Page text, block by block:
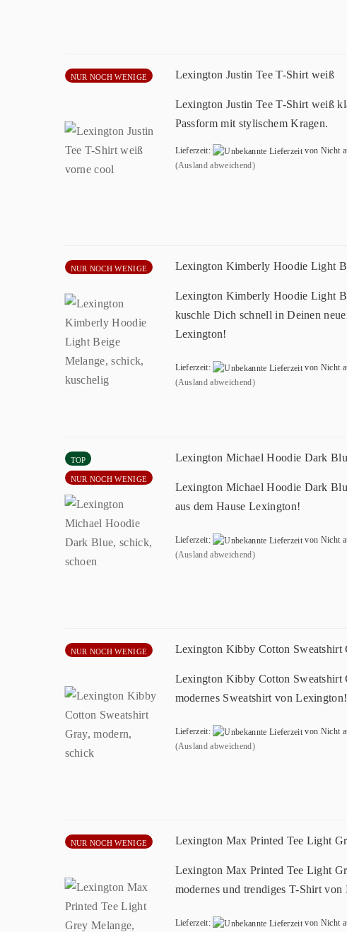
NUR NOCH WENIGE Lexington Justin Tee T-Shirt weiß
Lexington Justin Tee T-Shirt weiß
Passform mit stylischem Kragen.
Lieferzeit:
von Nicht
(Ausland abweichend)
NUR NOCH WENIGE Lexington Kimberly Hoodie Light
Lexington Kimberly Hoodie Light
kuschle Dich schnell in Deinen
Lexington!
Lieferzeit:
von Nicht
(Ausland abweichend)
TOP
NUR NOCH WENIGE
Lexington Michael Hoodie Dark
Lexington Michael Hoodie Dark
aus dem Hause Lexington!
Lieferzeit:
von Nicht
(Ausland abweichend)
NUR NOCH WENIGE Lexington Kibby Cotton Sweatshirt
Lexington Kibby Cotton Sweatshirt
modernes Sweatshirt von Lexington!
Lieferzeit:
von Nicht
(Ausland abweichend)
NUR NOCH WENIGE Lexington Max Printed Tee Light
Lexington Max Printed Tee Light
modernes und trendiges T-Shirt
Lieferzeit:
von Nicht